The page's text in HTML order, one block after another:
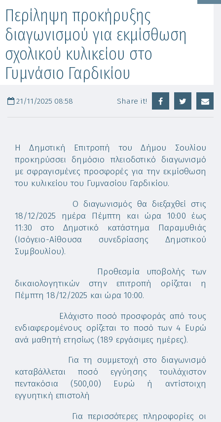
Περίληψη προκήρυξης
διαγωνισμού για εκμίσθωση
σχολικού κυλικείου στο
Γυμνάσιο Γαρδικίου
21/11/2025 08:58 Share it!
Η Δημοτική Επιτροπή του Δήμου Σουλίου
προκηρύσσει δημόσιο πλειοδοτικό διαγωνισμό
με σφραγισμένες προσφορές για την εκμίσθωση
του κυλικείου του Γυμνασίου Γαρδικίου.
Ο διαγωνισμός θα διεξαχθεί στις
18/12/2025 ημέρα Πέμπτη και ώρα 10:00 έως
11:30 στο Δημοτικό κατάστημα Παραμυθιάς
(Ισόγειο-Αίθουσα συνεδρίασης Δημοτικού
Συμβουλίου).
Προθεσμία υποβολής των
δικαιολογητικών στην επιτροπή ορίζεται η
Πέμπτη 18/12/2025 και ώρα 10:00.
Ελάχιστο ποσό προσφοράς από τους
ενδιαφερομένους ορίζεται το ποσό των 4 Ευρώ
ανά μαθητή ετησίως (189 εργάσιμες ημέρες).
Για τη συμμετοχή στο διαγωνισμό
καταβάλλεται ποσό εγγύησης τουλάχιστον
πεντακόσια (500,00) Ευρώ ή αντίστοιχη
εγγυητική επιστολή
Για περισσότερες πληροφορίες οι